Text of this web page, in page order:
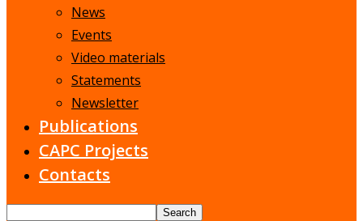
News
Events
Video materials
Statements
Newsletter
Publications
CAPC Projects
Contacts